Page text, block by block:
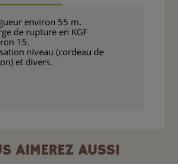
environ 55 m.
de rupture en KGF
15.
niveau (cordeau de
et divers.
AIMEREZ AUSSI